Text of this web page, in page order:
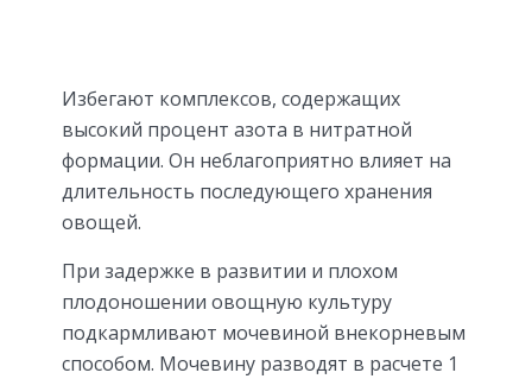
Избегают комплексов, содержащих
высокий процент азота в нитратной
формации. Он неблагоприятно влияет на
длительность последующего хранения
овощей.
При задержке в развитии и плохом
плодоношении овощную культуру
подкармливают мочевиной внекорневым
способом. Мочевину разводят в расчете 1